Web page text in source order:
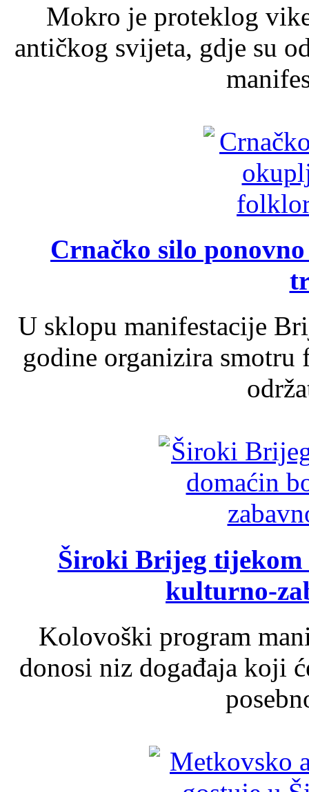
Mokro je proteklog
antičkog svijeta, gdje su
Crnačko silo
U sklopu manifestacije
godine organizira
Široki Brijeg tijekom
kulturno-
Kolovoški program
donosi niz događaja koji